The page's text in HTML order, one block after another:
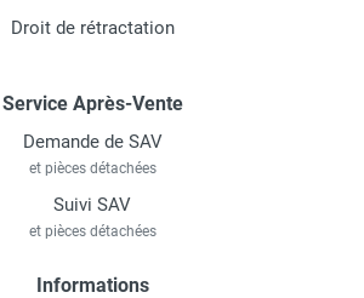
Droit de rétractation
Service Après-Vente
Demande de SAV
et pièces détachées
Suivi SAV
et pièces détachées
Informations